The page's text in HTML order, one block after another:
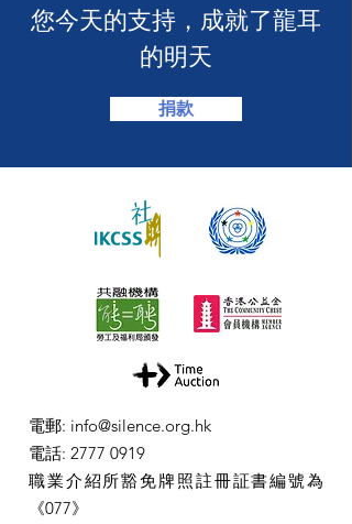
​您今天的支持，成就了龍耳
的明天
捐款
電郵: info@silence.org.hk
電話: 2777 0919
職業介紹所豁免牌照註冊証書編號為
《077》